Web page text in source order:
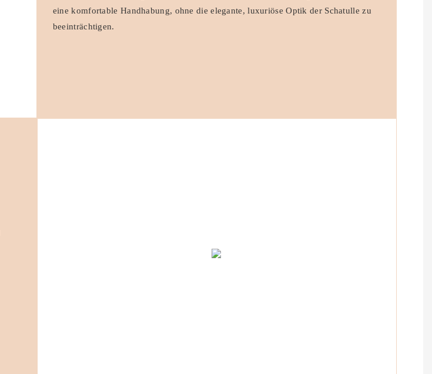
eine komfortable Handhabung, ohne die elegante, luxuriöse Optik der Schatulle zu
beeinträchtigen.